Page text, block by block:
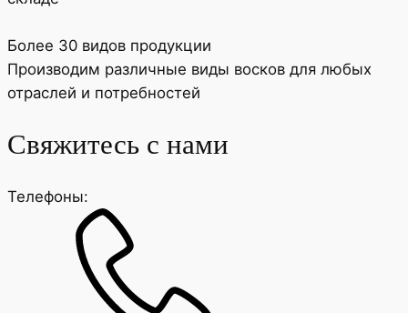
Более 30 видов продукции
Производим различные виды восков для любых
отраслей и потребностей
Свяжитесь с нами
Телефоны: